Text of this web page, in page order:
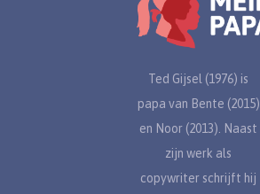
Ted Gijsel (1976) is
papa van Bente (2015)
en Noor (2013). Naast
zijn werk als
copywriter schrijft hij